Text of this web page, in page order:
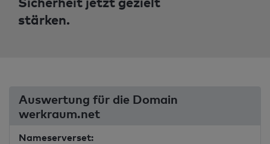
stärken.
Auswertung für die Domain
werkraum.net
Nameserverset: